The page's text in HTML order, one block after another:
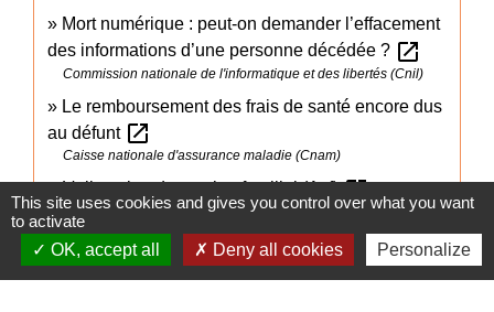
Mort numérique : peut-on demander l’effacement
des informations d’une personne décédée ? open_in_new
Commission nationale de l'informatique et des libertés (Cnil)
Le remboursement des frais de santé encore dus
au défunt open_in_new
Caisse nationale d'assurance maladie (Cnam)
L'allocation de soutien familial (Asf)open_in_new
Caisse nationale des allocations familiales (Cnaf)
Un de mes proches est décédé : conséquences
fiscalesopen_in_new
This site uses cookies and gives you control over what you want
to activate
OK, accept all
Deny all cookies Personalize